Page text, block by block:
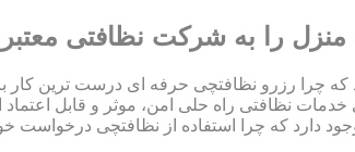
منزل را به شرکت نظافتی معتبر
که چرا رزرو نظافتچی حرفه ای درست ترین
نظافتی راه حلی امن، موثر و قابل
وجود دارد که چرا استفاده از نظافتچی درخواست